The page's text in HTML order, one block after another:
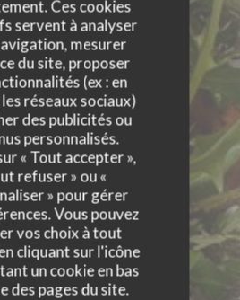
Ces cookies
servent à analyser
mesurer
du site, proposer
(ex : en
réseaux sociaux)
des publicités ou
personnalisés.
« Tout accepter »,
refuser » ou «
» pour gérer
Vous pouvez
vos choix à tout
cliquant sur l'icône
un cookie en bas
des pages du site.